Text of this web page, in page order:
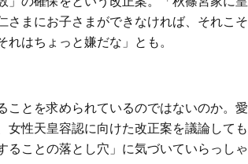
さまにお子さまができなければ、それこそ
はちょっと嫌だな」とも。
ことを求められているのではないのか。愛
性天皇容認に向けた改正案を議論しても
ることの落とし穴」に気づいていらっしゃ